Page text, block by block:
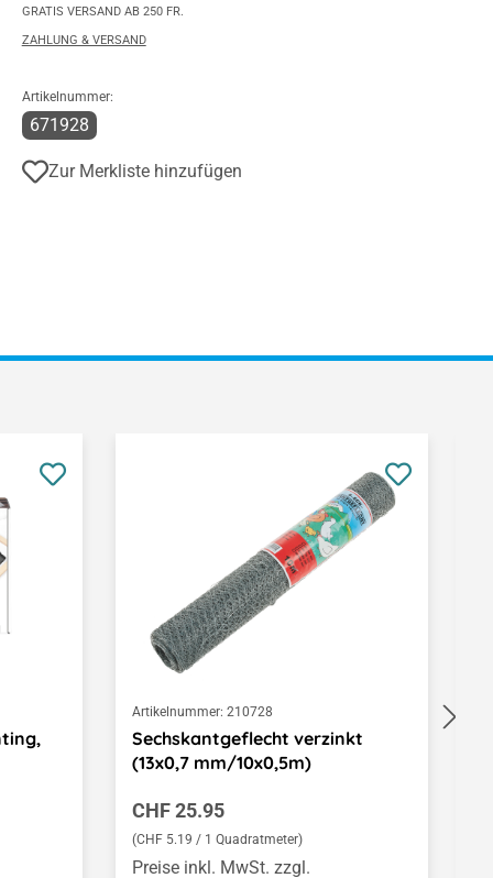
GRATIS VERSAND AB 250 FR.
ZAHLUNG & VERSAND
Artikelnummer:
671928
Zur Merkliste hinzufügen
Artikelnummer: 210728
Sechskantgeflecht verzinkt
(13x0,7 mm/10x0,5m)
Regulärer Preis:
CHF 25.95
(CHF 5.19 / 1 Quadratmeter)
Preise inkl. MwSt. zzgl.